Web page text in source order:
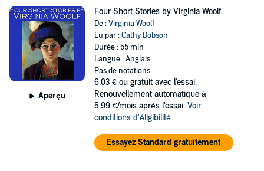
Aperçu
Four Short Stories by Virginia Woolf
De :Virginia Woolf
Lu par :Cathy Dobson
Durée : 55 min
Langue : Anglais
Pas de notations
6,03 € ou gratuit avec l'essai.
Renouvellement automatique à
5,99 €/mois après l'essai. Voir
conditions d'éligibilité
Essayez Standard gratuitement